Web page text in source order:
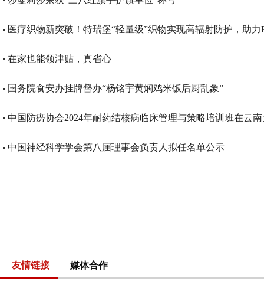
医疗织物新突破！特瑞堡“轻量级”织物实现高辐射防护，助
在家也能领津贴，真省心
国务院食安办挂牌督办“杨铭宇黄焖鸡米饭后厨乱象”
中国防痨协会2024年耐药结核病临床管理与策略培训班在云
中国神经科学学会第八届理事会负责人拟任名单公示
友情链接 媒体合作